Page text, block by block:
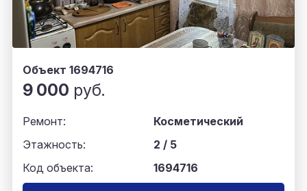
Объект 1694716
9 000 руб.
Ремонт:
Косметический
Этажность:
2 / 5
Код объекта:
1694716